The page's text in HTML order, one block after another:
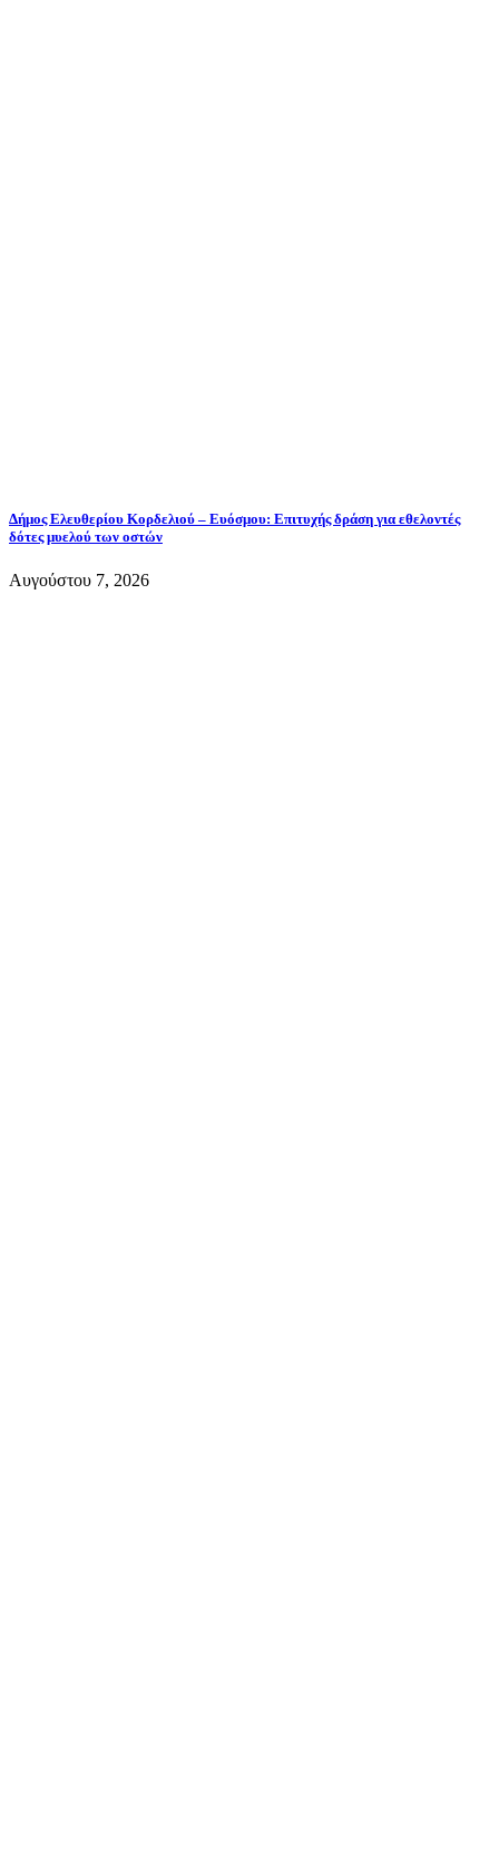
Δήμος Ελευθερίου Κορδελιού – Ευόσμου: Επιτυχής δράση για εθελοντές
δότες μυελού των οστών
Αυγούστου 7, 2026